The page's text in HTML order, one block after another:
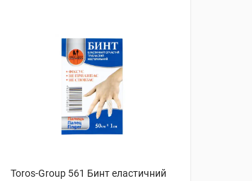
Toros-Group 561 Бинт еластичний